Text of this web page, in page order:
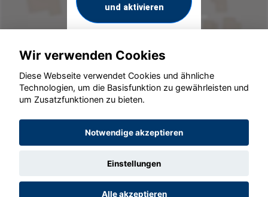
und aktivieren
© konjunkturmotor.de GmbH 2020 - 2026
Wir verwenden Cookies
Diese Webseite verwendet Cookies und ähnliche
Technologien, um die Basisfunktion zu gewährleisten und
um Zusatzfunktionen zu bieten.
Notwendige akzeptieren
Einstellungen
Alle akzeptieren